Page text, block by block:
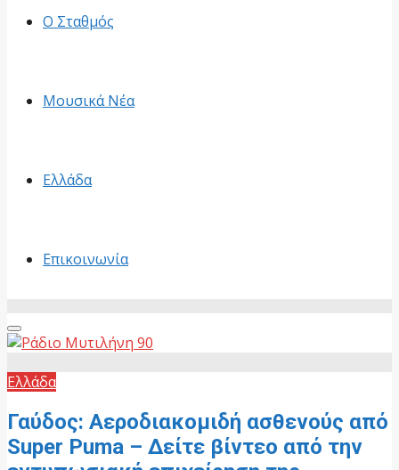
Ο Σταθμός
Μουσικά Νέα
Ελλάδα
Επικοινωνία
Primary
Menu
Ελλάδα
Γαύδος: Αεροδιακομιδή ασθενούς από
Super Puma – Δείτε βίντεο από την